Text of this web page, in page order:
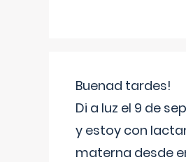
Buenad tardes!
Di a luz el 9 de
y estoy con
materna desde